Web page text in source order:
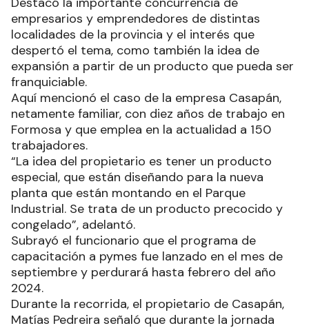
empresarios y emprendedores de distintas
localidades de la provincia y el interés que
despertó el tema, como también la idea de
expansión a partir de un producto que pueda ser
franquiciable.
Aquí mencionó el caso de la empresa Casapán,
netamente familiar, con diez años de trabajo en
Formosa y que emplea en la actualidad a 150
trabajadores.
“La idea del propietario es tener un producto
especial, que están diseñando para la nueva
planta que están montando en el Parque
Industrial. Se trata de un producto precocido y
congelado”, adelantó.
Subrayó el funcionario que el programa de
capacitación a pymes fue lanzado en el mes de
septiembre y perdurará hasta febrero del año
2024.
Durante la recorrida, el propietario de Casapán,
Matías Pedreira señaló que durante la jornada